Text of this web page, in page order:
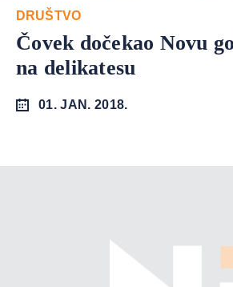
DRUŠTVO
Čovek dočekao Novu
na delikatesu
01. JAN. 2018.